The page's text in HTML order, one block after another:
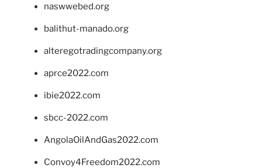
naswwebed.org
balithut-manado.org
alteregotradingcompany.org
aprce2022.com
ibie2022.com
sbcc-2022.com
AngolaOilAndGas2022.com
Convoy4Freedom2022.com